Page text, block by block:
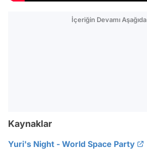
İçeriğin Devamı Aşağıda
Kaynaklar
Yuri's Night - World Space Party